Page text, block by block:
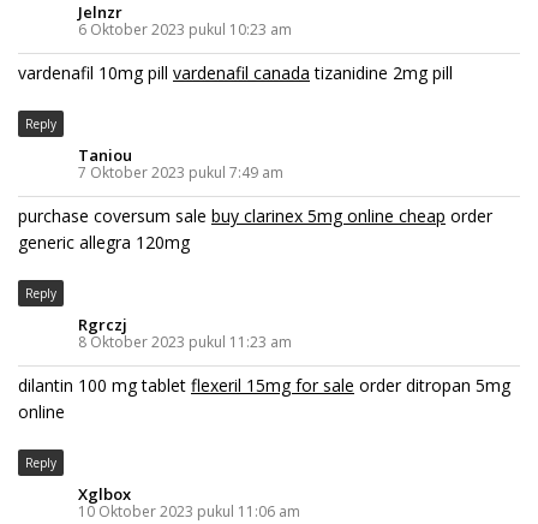
Jelnzr
6 Oktober 2023 pukul 10:23 am
vardenafil 10mg pill vardenafil canada tizanidine 2mg pill
Reply
Taniou
7 Oktober 2023 pukul 7:49 am
purchase coversum sale buy clarinex 5mg online cheap order
generic allegra 120mg
Reply
Rgrczj
8 Oktober 2023 pukul 11:23 am
dilantin 100 mg tablet flexeril 15mg for sale order ditropan 5mg
online
Reply
Xglbox
10 Oktober 2023 pukul 11:06 am